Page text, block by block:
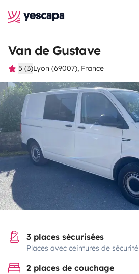
Van de Gustave
5 (3)Lyon (69007), France
3 places sécurisées
Places avec ceintures de sécurité
2 places de couchage